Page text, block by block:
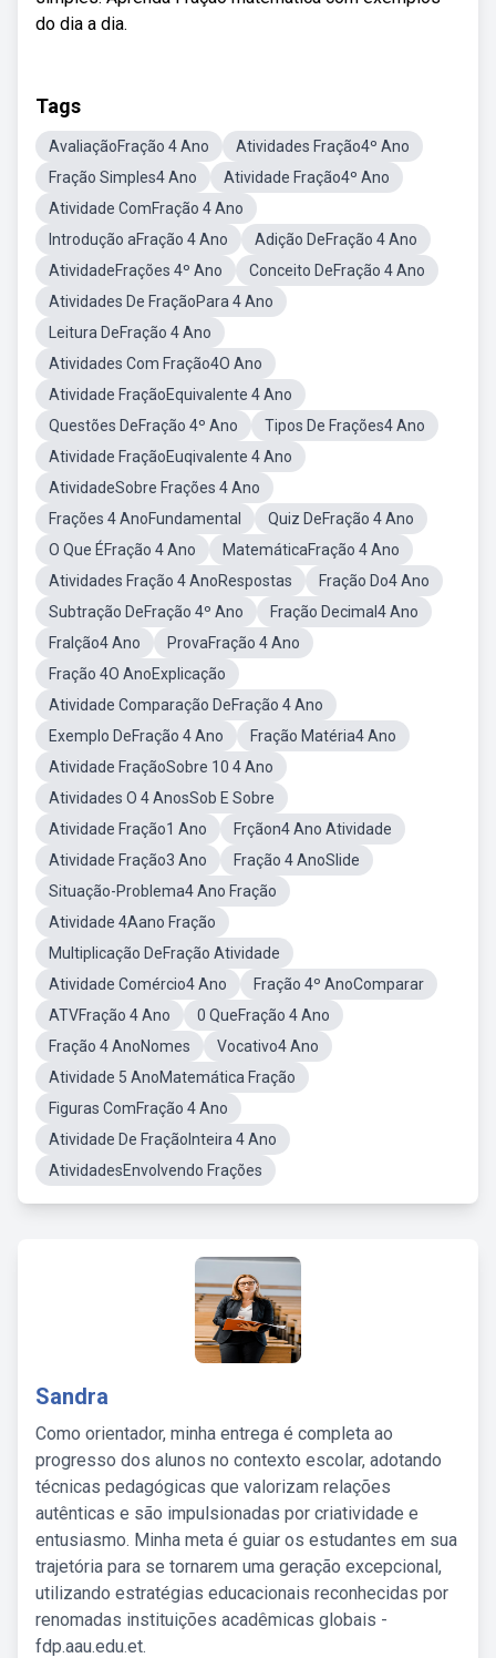
do dia a dia.
Tags
AvaliaçãoFração 4 Ano
Atividades Fração4º Ano
Fração Simples4 Ano
Atividade Fração4º Ano
Atividade ComFração 4 Ano
Introdução aFração 4 Ano
Adição DeFração 4 Ano
AtividadeFrações 4º Ano
Conceito DeFração 4 Ano
Atividades De FraçãoPara 4 Ano
Leitura DeFração 4 Ano
Atividades Com Fração4O Ano
Atividade FraçãoEquivalente 4 Ano
Questões DeFração 4º Ano
Tipos De Frações4 Ano
Atividade FraçãoEuqivalente 4 Ano
AtividadeSobre Frações 4 Ano
Frações 4 AnoFundamental
Quiz DeFração 4 Ano
O Que ÉFração 4 Ano
MatemáticaFração 4 Ano
Atividades Fração 4 AnoRespostas
Fração Do4 Ano
Subtração DeFração 4º Ano
Fração Decimal4 Ano
Fralção4 Ano
ProvaFração 4 Ano
Fração 4O AnoExplicação
Atividade Comparação DeFração 4 Ano
Exemplo DeFração 4 Ano
Fração Matéria4 Ano
Atividade FraçãoSobre 10 4 Ano
Atividades O 4 AnosSob E Sobre
Atividade Fração1 Ano
Frçãon4 Ano Atividade
Atividade Fração3 Ano
Fração 4 AnoSlide
Situação-Problema4 Ano Fração
Atividade 4Aano Fração
Multiplicação DeFração Atividade
Atividade Comércio4 Ano
Fração 4º AnoComparar
ATVFração 4 Ano
0 QueFração 4 Ano
Fração 4 AnoNomes
Vocativo4 Ano
Atividade 5 AnoMatemática Fração
Figuras ComFração 4 Ano
Atividade De FraçãoInteira 4 Ano
AtividadesEnvolvendo Frações
Sandra
Como orientador, minha entrega é completa ao
progresso dos alunos no contexto escolar, adotando
técnicas pedagógicas que valorizam relações
autênticas e são impulsionadas por criatividade e
entusiasmo. Minha meta é guiar os estudantes em sua
trajetória para se tornarem uma geração excepcional,
utilizando estratégias educacionais reconhecidas por
renomadas instituições acadêmicas globais -
fdp.aau.edu.et.